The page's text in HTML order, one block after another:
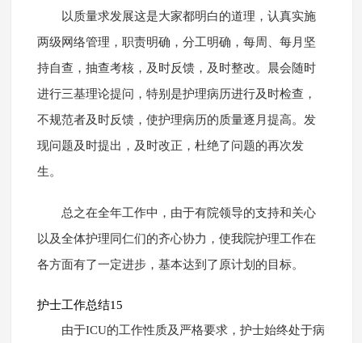
以质量求发展这是大家都明白的道理，认真实施
两级网络管理，职责明确，分工明确，每周、每月坚
持自查，抽查考核，及时反馈，及时整改。晨会随时
进行三基理论提问，特别是护理病历进行及时检查，
不规范者及时反馈，使护理病历的质量逐月提高。发
现问题及时提出，及时改正，杜绝了问题的再次发
生。
总之在全年工作中，由于有院领导的支持和关心
以及全体护理同仁们的齐心协力，使我院护理工作在
各方面有了一定进步，基本达到了原计划的目标。
护士工作总结15
由于ICU的工作性质及严格要求，护士始终处于病